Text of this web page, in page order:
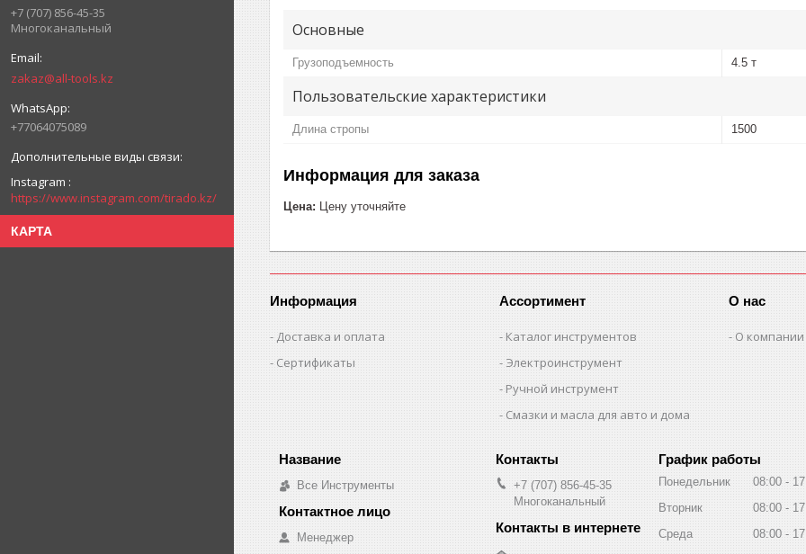
+7 (707) 856-45-35
Многоканальный
zakaz@all-tools.kz
+77064075089
Instagram
https://www.instagram.com/tirado.kz/
КАРТА
Основные
Грузоподъемность 4.5 т
Пользовательские характеристики
Длина стропы 1500
Информация для заказа
Цена: Цену уточняйте
Информация
Доставка и оплата
Сертификаты
Ассортимент
Каталог инструментов
Электроинструмент
Ручной инструмент
Смазки и масла для авто и дома
О нас
О компании
Все Инструменты
Менеджер
+7 (707) 856-45-35
Многоканальный
График работы
Понедельник 08:00
Вторник
08:00
Среда
08:00